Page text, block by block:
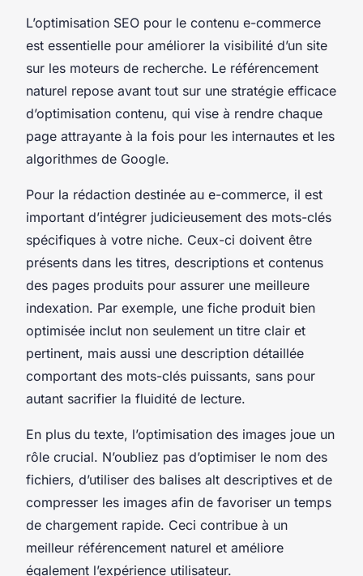
L’optimisation SEO pour le contenu e-commerce
est essentielle pour améliorer la visibilité d’un site
sur les moteurs de recherche. Le référencement
naturel repose avant tout sur une stratégie efficace
d’optimisation contenu, qui vise à rendre chaque
page attrayante à la fois pour les internautes et les
algorithmes de Google.
Pour la rédaction destinée au e-commerce, il est
important d’intégrer judicieusement des mots-clés
spécifiques à votre niche. Ceux-ci doivent être
présents dans les titres, descriptions et contenus
des pages produits pour assurer une meilleure
indexation. Par exemple, une fiche produit bien
optimisée inclut non seulement un titre clair et
pertinent, mais aussi une description détaillée
comportant des mots-clés puissants, sans pour
autant sacrifier la fluidité de lecture.
En plus du texte, l’optimisation des images joue un
rôle crucial. N’oubliez pas d’optimiser le nom des
fichiers, d’utiliser des balises alt descriptives et de
compresser les images afin de favoriser un temps
de chargement rapide. Ceci contribue à un
meilleur référencement naturel et améliore
également l’expérience utilisateur.